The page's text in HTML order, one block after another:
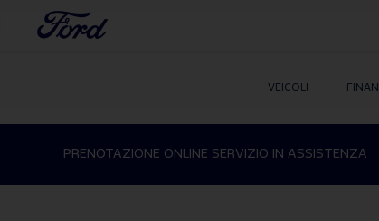
VEICOLI
PRENOTAZIONE ONLINE SERVIZIO IN ASSISTENZA